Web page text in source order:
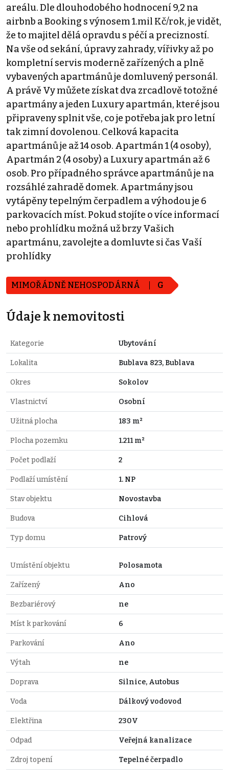
areálu. Dle dlouhodobého hodnocení 9,2 na
airbnb a Booking s výnosem 1.mil Kč/rok, je vidět,
že to majitel dělá opravdu s péčí a precizností.
Na vše od sekání, úpravy zahrady, vířivky až po
kompletní servis moderně zařízených a plně
vybavených apartmánů je domluvený personál.
A právě Vy můžete získat dva zrcadlově totožné
apartmány a jeden Luxury apartmán, které jsou
připraveny splnit vše, co je potřeba jak pro letní
tak zimní dovolenou. Celková kapacita
apartmánů je až 14 osob. Apartmán 1 (4 osoby),
Apartmán 2 (4 osoby) a Luxury apartmán až 6
osob. Pro případného správce apartmánů je na
rozsáhlé zahradě domek. Apartmány jsou
vytápěny tepelným čerpadlem a výhodou je 6
parkovacích míst. Pokud stojíte o více informací
nebo prohlídku možná už brzy Vašich
apartmánu, zavolejte a domluvte si čas Vaší
prohlídky
MIMOŘÁDNĚ NEHOSPODÁRNÁ G
Údaje k nemovitosti
Kategorie Ubytování
Lokalita Bublava 823, Bublava
Okres Sokolov
Vlastnictví Osobní
Užitná plocha 183 m²
Plocha pozemku 1.211 m²
Počet podlaží 2
Podlaží umístění 1. NP
Stav objektu Novostavba
Budova Cihlová
Typ domu Patrový
Umístění objektu Polosamota
Zařízený Ano
Bezbariérový ne
Míst k parkování 6
Parkování Ano
Výtah ne
Doprava Silnice, Autobus
Voda Dálkový vodovod
Elektřina 230V
Odpad Veřejná kanalizace
Zdroj topení Tepelné čerpadlo